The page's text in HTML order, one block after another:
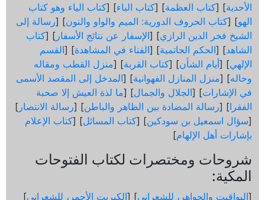
الأحدية] [كتاب العظمة] [كتاب الباء] [كتاب الياء وهو كتاب
الهو] [كتاب الحروف الدورية: الميم والواو والنون] [رسالة إلى
الشيخ فخر الدين الرازي] [الإسفار عن نتائج الأسفار ] [كتاب
الشاهد] [الحكم الحاتمية] [الفناء في المشاهدة] [القسم
الإلهي] [أيام الشأن] [كتاب القربة] [منزل القطب ومقاله
وحاله] [منزل المنازل الفهوانية] [المدخل إلى المقصد الأسمى
في الإشارات] [الجلال والجمال] [ما لذة العيش إلا صحبة
الفقرا] [رسالة المضادة بين الظاهر والباطن] [رسالة الانتصار ]
[سؤال اسمعيل بن سودكين] [كتاب المسائل] [كتاب الإعلام
بإشارات أهل الإلهام]
شروحات ومختصرات لكتاب الفتوحات
المكية:
[اليواقيت والجواهر، للشعراني] [الكبريت الأحمر، للشعراني]